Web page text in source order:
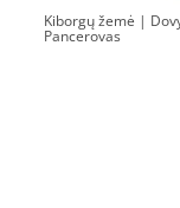
Kiborgų žemė |
Pancerovas